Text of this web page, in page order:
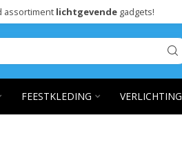
assortiment lichtgevendegadgets!
FEESTKLEDING VERLICHTING